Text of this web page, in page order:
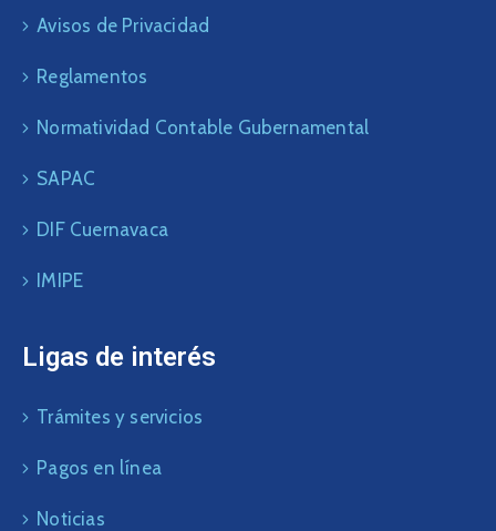
Avisos de Privacidad
Reglamentos
Normatividad Contable Gubernamental
SAPAC
DIF Cuernavaca
IMIPE
Ligas de interés
Trámites y servicios
Pagos en línea
Noticias